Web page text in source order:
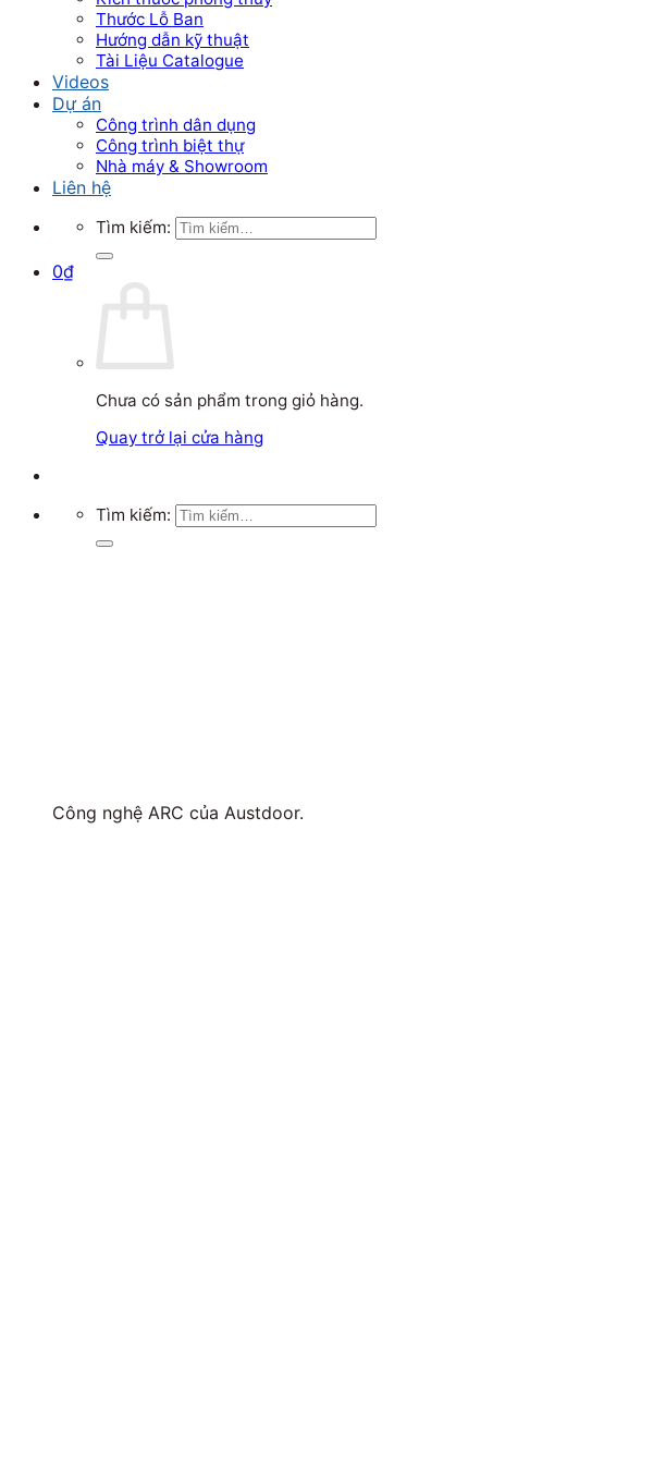
Thước Lỗ Ban
Hướng dẫn kỹ thuật
Tài Liệu Catalogue
Videos
Dự án
Công trình dân dụng
Công trình biệt thự
Nhà máy & Showroom
Liên hệ
Tìm kiếm:
0₫
Chưa có sản phẩm trong giỏ hàng.
Quay trở lại cửa hàng
Tìm kiếm:
Công nghệ ARC của Austdoor.